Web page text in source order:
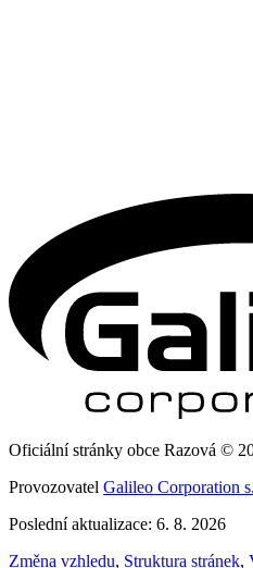
Oficiální stránky obce Razová ©
Provozovatel Galileo Corporation
Poslední aktualizace: 6. 8. 2026
Změna vzhledu, Struktura stránek,